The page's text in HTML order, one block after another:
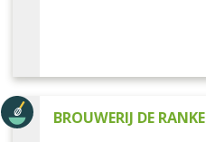
BROUWERIJ DE RANKE